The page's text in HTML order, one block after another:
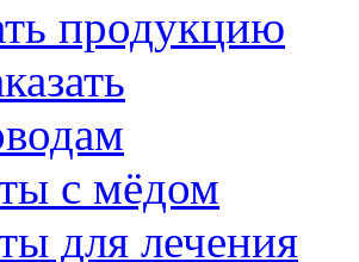
продукцию
с мёдом
для лечения